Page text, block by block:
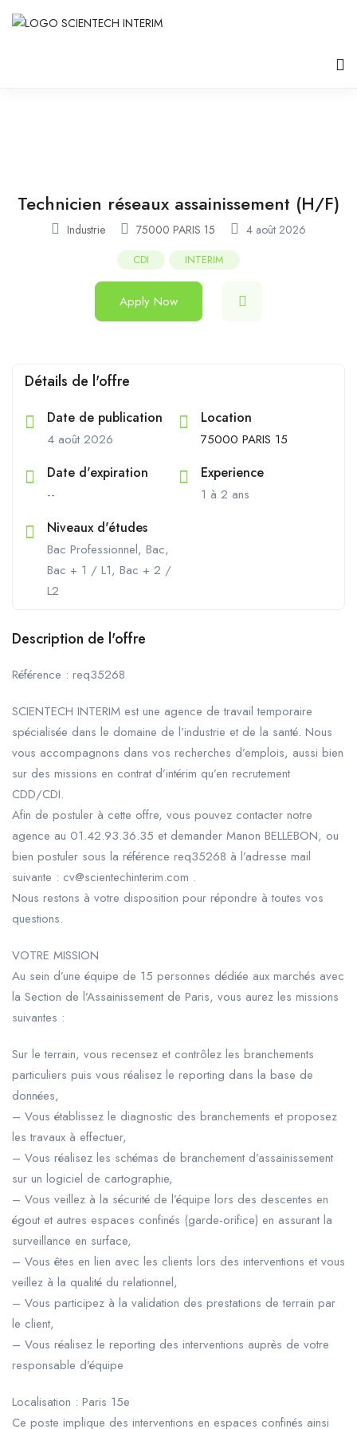
Technicien réseaux assainissement (H/F)
Industrie 75000 PARIS 15 4 août 2026
CDI INTERIM
Apply Now
Détails de l'offre
Date de publication
4 août 2026
Location
75000 PARIS 15
Date d'expiration
--
Experience
1 à 2 ans
Niveaux d'études
Bac Professionnel, Bac,
Bac + 1 / L1, Bac + 2 /
L2
Description de l'offre
Référence : req35268
SCIENTECH INTERIM est une agence de travail temporaire
spécialisée dans le domaine de l’industrie et de la santé. Nous
vous accompagnons dans vos recherches d’emplois, aussi bien
sur des missions en contrat d’intérim qu’en recrutement
CDD/CDI.
Afin de postuler à cette offre, vous pouvez contacter notre
agence au 01.42.93.36.35 et demander Manon BELLEBON, ou
bien postuler sous la référence req35268 à l’adresse mail
suivante : cv@scientechinterim.com .
Nous restons à votre disposition pour répondre à toutes vos
questions.
VOTRE MISSION
Au sein d’une équipe de 15 personnes dédiée aux marchés avec
la Section de l’Assainissement de Paris, vous aurez les missions
suivantes :
Sur le terrain, vous recensez et contrôlez les branchements
particuliers puis vous réalisez le reporting dans la base de
données,
– Vous établissez le diagnostic des branchements et proposez
les travaux à effectuer,
– Vous réalisez les schémas de branchement d’assainissement
sur un logiciel de cartographie,
– Vous veillez à la sécurité de l’équipe lors des descentes en
égout et autres espaces confinés (garde-orifice) en assurant la
surveillance en surface,
– Vous êtes en lien avec les clients lors des interventions et vous
veillez à la qualité du relationnel,
– Vous participez à la validation des prestations de terrain par
le client,
– Vous réalisez le reporting des interventions auprès de votre
responsable d’équipe
Localisation : Paris 15e
Ce poste implique des interventions en espaces confinés ainsi